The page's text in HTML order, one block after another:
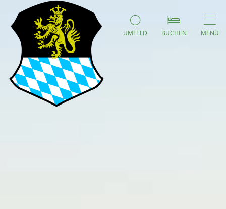
UMFELD BUCHEN MENÜ